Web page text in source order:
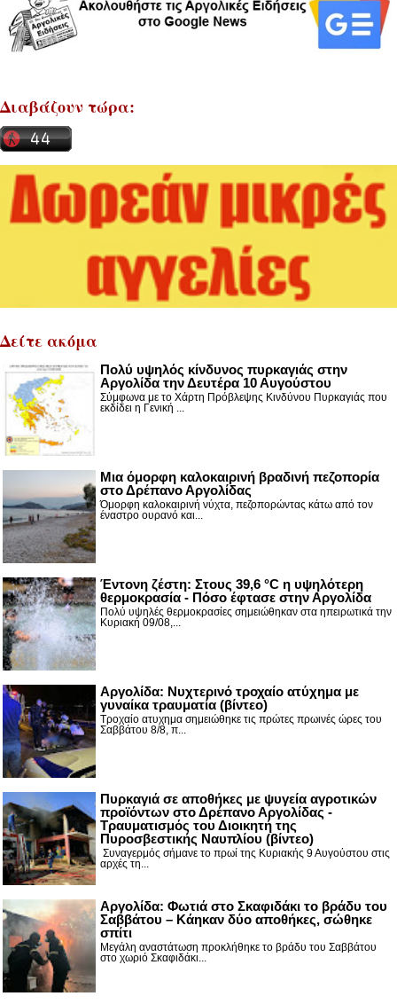
Διαβάζουν τώρα:
Δείτε ακόμα
Πολύ υψηλός κίνδυνος πυρκαγιάς στην
Αργολίδα την Δευτέρα 10 Αυγούστου
Σύμφωνα με το Χάρτη Πρόβλεψης Κινδύνου Πυρκαγιάς που
εκδίδει η Γενική ...
Μια όμορφη καλοκαιρινή βραδινή πεζοπορία
στο Δρέπανο Αργολίδας
Όμορφη καλοκαιρινή νύχτα, πεζοπορώντας κάτω από τον
έναστρο ουρανό και...
Έντονη ζέστη: Στους 39,6 °C η υψηλότερη
θερμοκρασία - Πόσο έφτασε στην Αργολίδα
Πολύ υψηλές θερμοκρασίες σημειώθηκαν στα ηπειρωτικά την
Κυριακή 09/08,...
Αργολίδα: Νυχτερινό τροχαίο ατύχημα με
γυναίκα τραυματία (βίντεο)
Τροχαίο ατυχημα σημειώθηκε τις πρώτες πρωινές ώρες του
Σαββάτου 8/8, π...
Πυρκαγιά σε αποθήκες με ψυγεία αγροτικών
προϊόντων στο Δρέπανο Αργολίδας -
Τραυματισμός του Διοικητή της
Πυροσβεστικής Ναυπλίου (βίντεο)
Συναγερμός σήμανε το πρωί της Κυριακής 9 Αυγούστου στις
αρχές τη...
Αργολίδα: Φωτιά στο Σκαφιδάκι το βράδυ του
Σαββάτου – Κάηκαν δύο αποθήκες, σώθηκε
σπίτι
Μεγάλη αναστάτωση προκλήθηκε το βράδυ του Σαββάτου
στο χωριό Σκαφιδάκι...